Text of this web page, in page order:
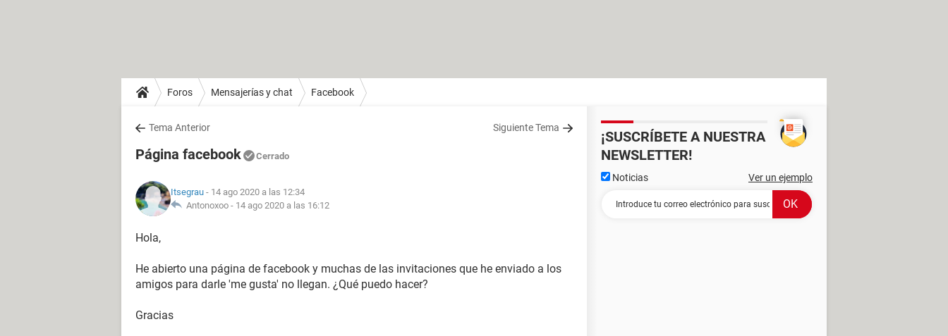
Foros Mensajerías y chat Facebook
Tema Anterior Siguiente Tema
Página facebook Cerrado
Itsegrau - 14 ago 2020 a las 12:34
Antonoxoo - 14 ago 2020 a las 16:12
Hola,
He abierto una página de facebook y muchas de las invitaciones que he enviado a los
amigos para darle 'me gusta' no llegan. ¿Qué puedo hacer?
Gracias
¡SUSCRÍBETE A NUESTRA
NEWSLETTER!
Noticias Ver un ejemplo